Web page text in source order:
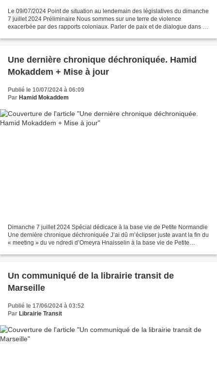
Le 09/07/2024 Point de situation au lendemain des législatives du dimanche
7 juillet 2024 Préliminaire Nous sommes sur une terre de violence
exacerbée par des rapports coloniaux. Parler de paix et de dialogue dans ce
Une dernière chronique déchroniquée. Hamid
Mokaddem + Mise à jour
Publié le 10/07/2024 à 06:09
Par Hamid Mokaddem
Dimanche 7 juillet 2024 Spécial dédicace à la base vie de Petite Normandie
Une dernière chronique déchroniquée J’ai dû m’éclipser juste avant la fin du
« meeting » du ve ndredi d’Omeyra Hnaisselin à la base vie de Petite
Un communiqué de la librairie transit de
Marseille
Publié le 17/06/2024 à 03:52
Par Librairie Transit